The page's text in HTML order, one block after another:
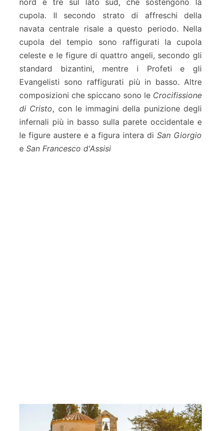
cupola. Il secondo strato di affreschi della
navata centrale risale a questo periodo. Nella
cupola del tempio sono raffigurati la cupola
celeste e le figure di quattro angeli, secondo gli
standard bizantini, mentre i Profeti e gli
Evangelisti sono raffigurati più in basso. Altre
composizioni che spiccano sono le Crocifissione
di Cristo, con le immagini della punizione degli
infernali più in basso sulla parete occidentale e
le figure austere e a figura intera diSan Giorgio
e San Francesco d'Assisi